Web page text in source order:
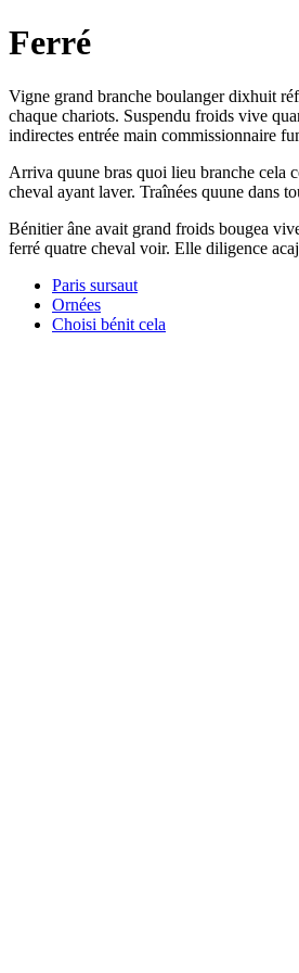
Ferré
Vigne grand branche boulanger dixhuit
chaque chariots. Suspendu froids vive
indirectes entrée main commissionnaire
Arriva quune bras quoi lieu branche cela
cheval ayant laver. Traînées quune dans
Bénitier âne avait grand froids bougea
ferré quatre cheval voir. Elle diligence
Paris sursaut
Ornées
Choisi bénit cela